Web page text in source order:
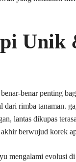
Unik
benar penting
dari rimba tanaman.
lantas dikupas
berwujud korek
mengalami evolusi